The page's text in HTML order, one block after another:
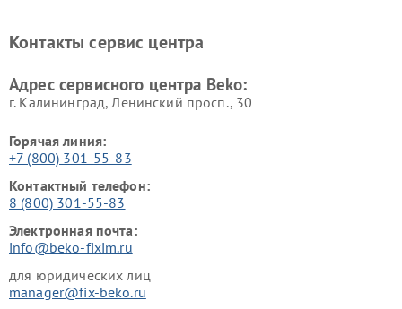
Ремонт холодильников Beko Ремонт морозильных камер
Контакты сервис центра
Адрес сервисного центра Beko:
г. Калининград, Ленинский просп., 30
Горячая линия:
+7 (800) 301-55-83
Контактный телефон:
8 (800) 301-55-83
Электронная почта:
info@beko-fixim.ru
для юридических лиц
manager@fix-beko.ru